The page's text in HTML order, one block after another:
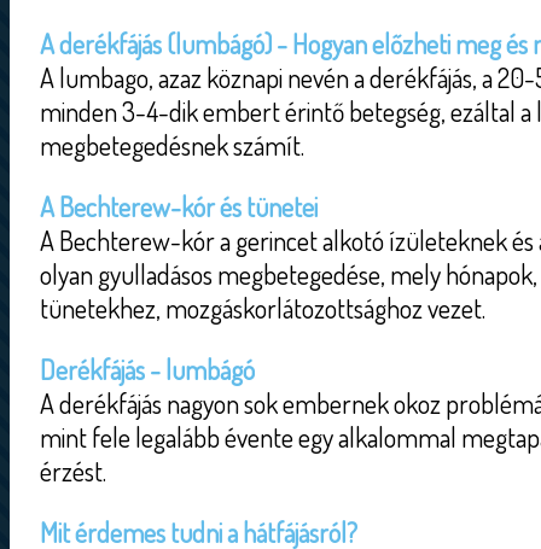
A derékfájás (lumbágó) - Hogyan előzheti meg
A lumbago, azaz köznapi nevén a derékfájás, a
minden 3-4-dik embert érintő betegség, ezáltal a
megbetegedésnek számít.
A Bechterew-kór és tünetei
A Bechterew-kór a gerincet alkotó ízületeknek
olyan gyulladásos megbetegedése, mely
tünetekhez, mozgáskorlátozottsághoz vezet.
Derékfájás - lumbágó
A derékfájás nagyon sok embernek okoz
mint fele legalább évente egy alkalommal
érzést.
Mit érdemes tudni a hátfájásról?